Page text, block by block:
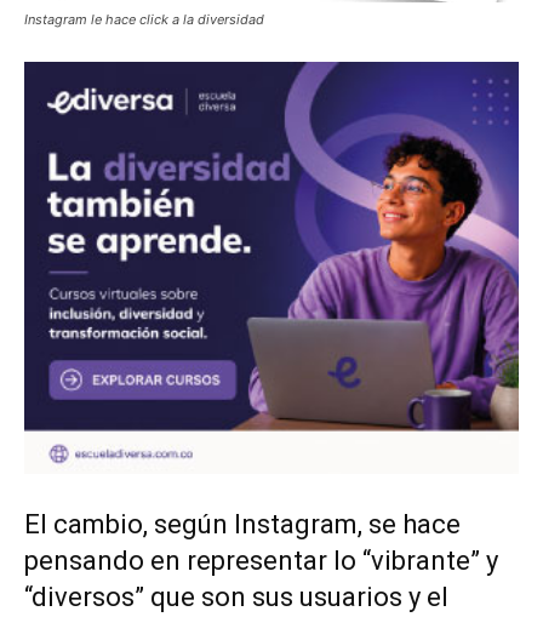
Instagram le hace click a la diversidad
El cambio, según Instagram, se hace
pensando en representar lo “vibrante” y
“diversos” que son sus usuarios y el